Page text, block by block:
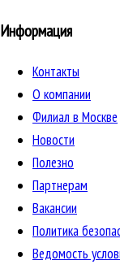
Информация
Контакты
О компании
Филиал в Москве
Новости
Полезно
Партнерам
Вакансии
Политика
Ведомость